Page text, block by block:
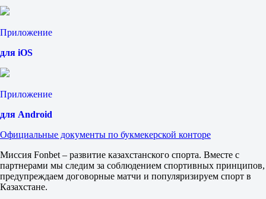
2.5
1.25
1
2
Шидех К
Легу Т
Сегодня в 18:00
1.45
2.60
Фора
1
2
-3.5
1.85
Приложение
для iOS
Приложение
для Android
Официальные документы по букмекерской конторе
Миссия Fonbet – развитие казахстанского спорта. Вместе с
партнерами мы следим за соблюдением спортивных принципов,
предупреждаем договорные матчи и популяризируем спорт в
Казахстане.